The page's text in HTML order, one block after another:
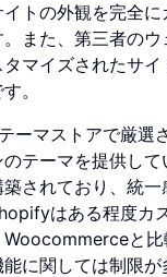
トの外観を完全
また、第三者の
マイズされたサ
。
ーマストアで厳選
テーマを提供して
されており、統
はある程度カ
Woocommerceと
に関しては制限が